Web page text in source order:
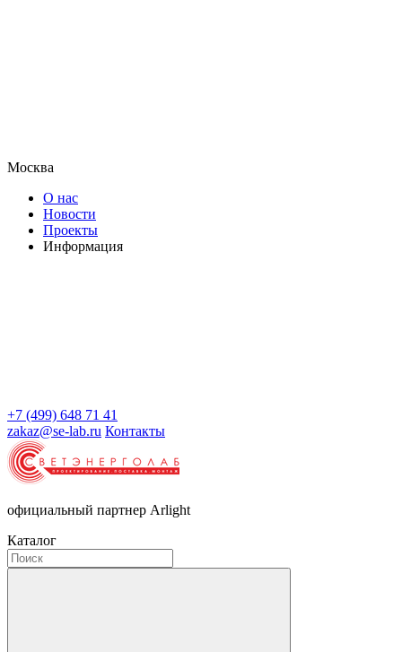
Москва
О нас
Новости
Проекты
Информация
+7 (499) 648 71 41
zakaz@se-lab.ru Контакты
официальный партнер Arlight
Каталог